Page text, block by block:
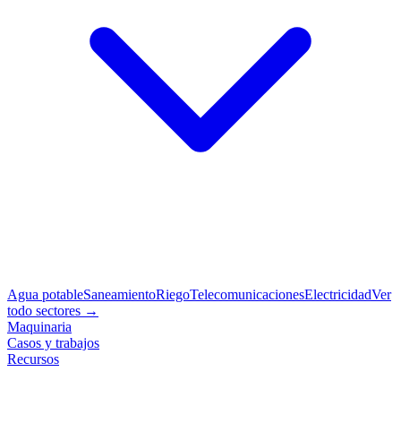
Agua potableSaneamientoRiegoTelecomunicacionesElectricidadVer
todo sectores →
Maquinaria
Casos y trabajos
Recursos